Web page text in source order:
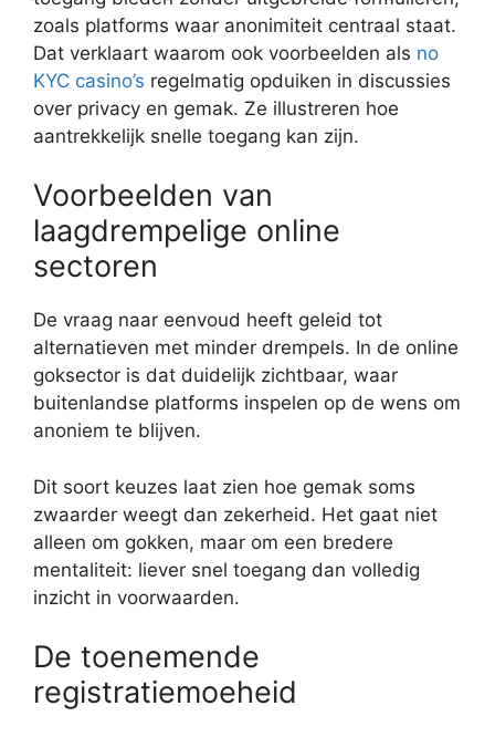
zoals platforms waar anonimiteit centraal staat.
Dat verklaart waarom ook voorbeelden als no
KYC casino’s regelmatig opduiken in discussies
over privacy en gemak. Ze illustreren hoe
aantrekkelijk snelle toegang kan zijn.
Voorbeelden van
laagdrempelige online
sectoren
De vraag naar eenvoud heeft geleid tot
alternatieven met minder drempels. In de online
goksector is dat duidelijk zichtbaar, waar
buitenlandse platforms inspelen op de wens om
anoniem te blijven.
Dit soort keuzes laat zien hoe gemak soms
zwaarder weegt dan zekerheid. Het gaat niet
alleen om gokken, maar om een bredere
mentaliteit: liever snel toegang dan volledig
inzicht in voorwaarden.
De toenemende
registratiemoeheid